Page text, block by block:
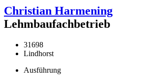
Christian Harmening
Lehmbaufachbetrieb
31698
Lindhorst
Ausführung